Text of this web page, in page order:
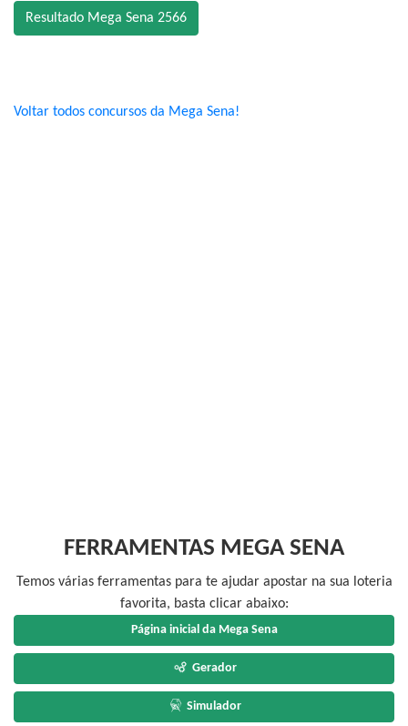
Resultado Mega Sena 2566
Voltar todos concursos da Mega Sena!
FERRAMENTAS MEGA SENA
Temos várias ferramentas para te ajudar apostar na sua loteria
favorita, basta clicar abaixo:
Página inicial da Mega Sena
Gerador
Simulador